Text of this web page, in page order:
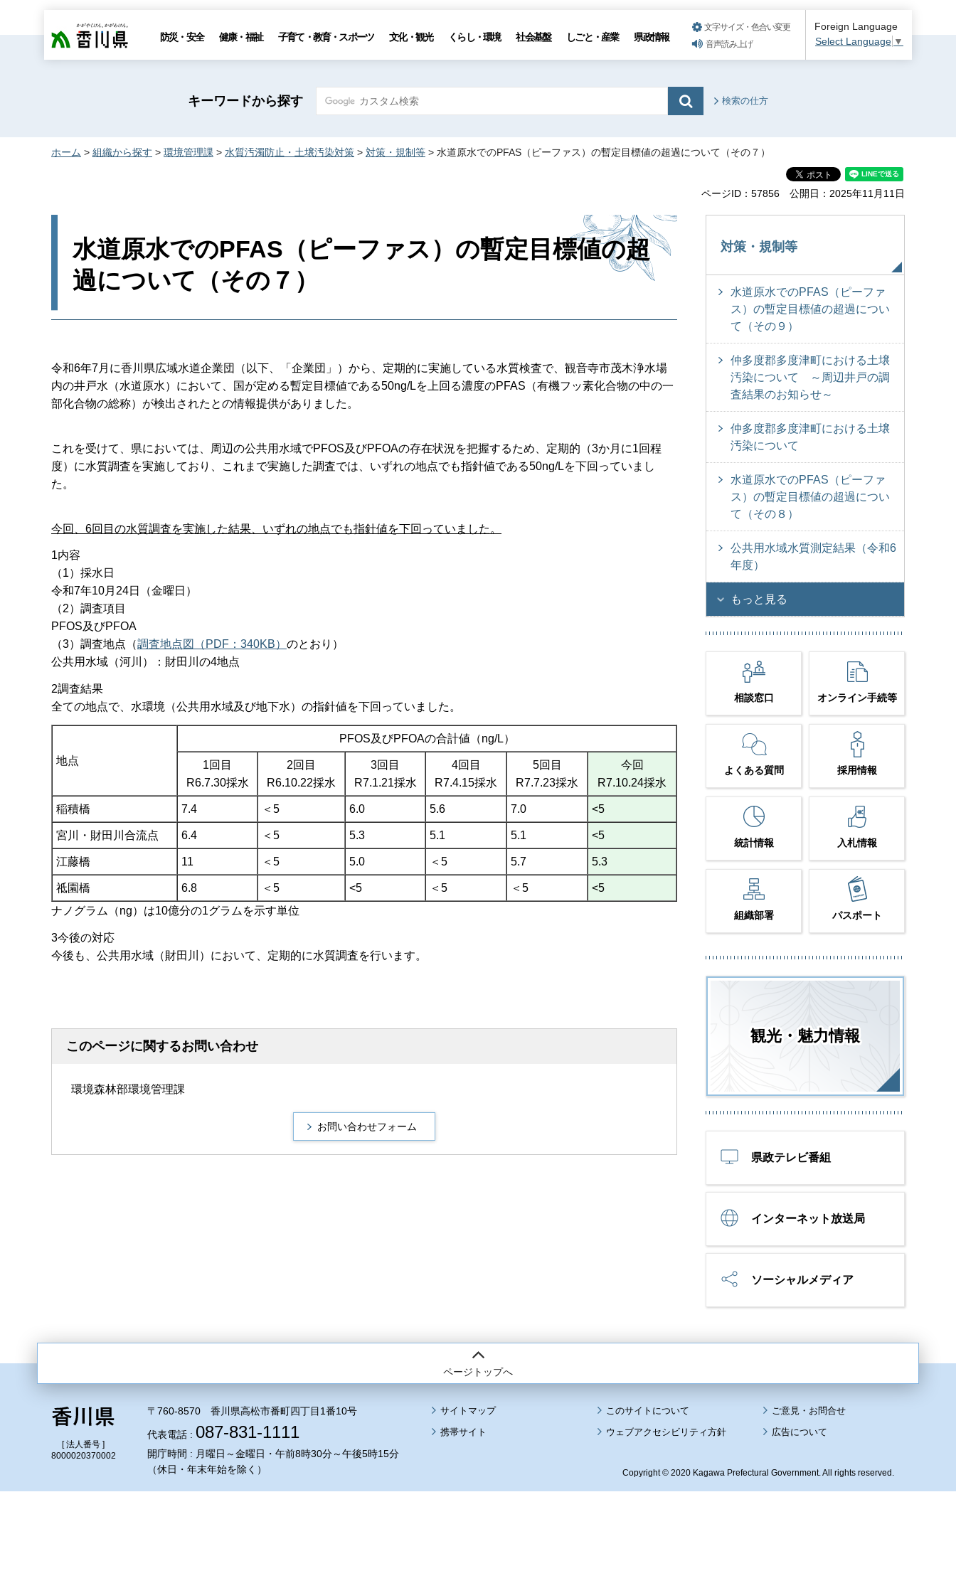
香川県 防災・安全 健康・福祉 子育て・教育・スポーツ 文化・観光 くらし・環境 社会基盤 しごと・産業 県政情報
文字サイズ・色合い変更
音声読み上げ
Foreign Language
Select Language ▼
キーワードから探す 検索の仕方
ホーム > 組織から探す > 環境管理課 > 水質汚濁防止・土壌汚染対策 > 対策・規制等 > 水道原水でのPFAS（ピーファス）の暫定目標値の超過について（その７）
ページID：57856 公開日：2025年11月11日
水道原水でのPFAS（ピーファス）の暫定目標値の超
過について（その７）
令和6年7月に香川県広域水道企業団（以下、「企業団」）から、定期的に実施している水質検査で、観音寺市茂木浄水場
内の井戸水（水道原水）において、国が定める暫定目標値である50ng/Lを上回る濃度のPFAS（有機フッ素化合物の中の一
部化合物の総称）が検出されたとの情報提供がありました。
これを受けて、県においては、周辺の公共用水域でPFOS及びPFOAの存在状況を把握するため、定期的（3か月に1回程
度）に水質調査を実施しており、これまで実施した調査では、いずれの地点でも指針値である50ng/Lを下回っていまし
た。
今回、6回目の水質調査を実施した結果、いずれの地点でも指針値を下回っていました。
1内容
（1）採水日
令和7年10月24日（金曜日）
（2）調査項目
PFOS及びPFOA
（3）調査地点（調査地点図（PDF：340KB） のとおり）
公共用水域（河川）：財田川の4地点
2調査結果
全ての地点で、水環境（公共用水域及び地下水）の指針値を下回っていました。
地点
PFOS及びPFOAの合計値（ng/L）
1回目
R6.7.30採水
2回目
R6.10.22採水
3回目
R7.1.21採水
4回目
R7.4.15採水
5回目
R7.7.23採水
今回
R7.10.24採水
稲積橋 7.4 ＜5 6.0 5.6 7.0 <5
宮川・財田川合流点 6.4 ＜5 5.3 5.1 5.1 <5
江藤橋 11 ＜5 5.0 ＜5 5.7 5.3
祗園橋 6.8 ＜5 <5 ＜5 ＜5
<5
ナノグラム（ng）は10億分の1グラムを示す単位
3今後の対応
今後も、公共用水域（財田川）において、定期的に水質調査を行います。
このページに関するお問い合わせ
環境森林部環境管理課
対策・規制等
水道原水でのPFAS（ピーファ
ス）の暫定目標値の超過につい
て（その９）
仲多度郡多度津町における土壌
汚染について ～周辺井戸の調
査結果のお知らせ～
仲多度郡多度津町における土壌
汚染について
水道原水でのPFAS（ピーファ
ス）の暫定目標値の超過につい
て（その８）
公共用水域水質測定結果（令和6
年度）
もっと見る
相談窓口 オンライン手続等
よくある質問 採用情報
統計情報 入札情報
組織部署 パスポート
観光・魅力情報
県政テレビ番組
インターネット放送局
ソーシャルメディア
ページトップへ
[ 法人番号 ]
8000020370002
〒760-8570 香川県高松市番町四丁目1番10号
代表電話 : 087-831-1111
開庁時間 : 月曜日～金曜日・午前8時30分～午後5時15分
（休日・年末年始を除く）
サイトマップ
このサイトについて
携帯サイト
ウェブアクセシビリティ方針 広告について
Copyright © 2020 Kagawa Prefectural Government. All rights reserved.